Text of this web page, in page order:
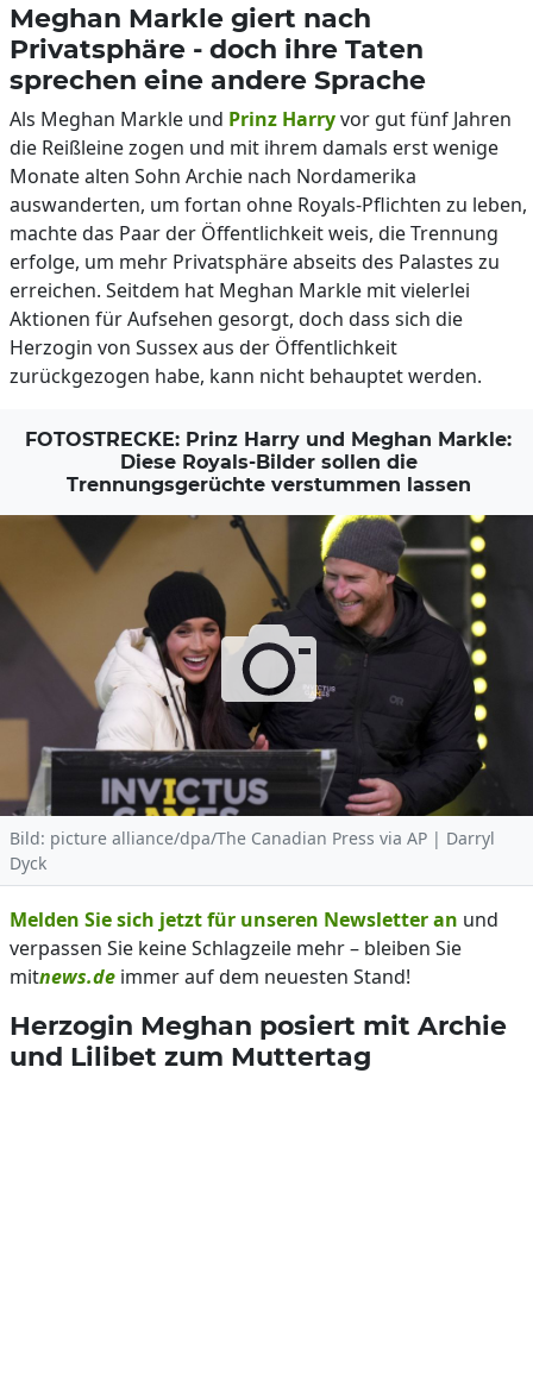
Meghan Markle giert nach
Privatsphäre - doch ihre Taten
sprechen eine andere Sprache
Als Meghan Markle und Prinz Harryvor gut fünf Jahren
die Reißleine zogen und mit ihrem damals erst wenige
Monate alten Sohn Archie nach Nordamerika
auswanderten, um fortan ohne Royals-Pflichten zu leben,
machte das Paar der Öffentlichkeit weis, die Trennung
erfolge, um mehr Privatsphäre abseits des Palastes zu
erreichen. Seitdem hat Meghan Markle mit vielerlei
Aktionen für Aufsehen gesorgt, doch dass sich die
Herzogin von Sussex aus der Öffentlichkeit
zurückgezogen habe, kann nicht behauptet werden.
FOTOSTRECKE: Prinz Harry und Meghan Markle:
Diese Royals-Bilder sollen die
Trennungsgerüchte verstummen lassen
Bild: picture alliance/dpa/The Canadian Press via AP | Darryl
Dyck
Melden Sie sich jetzt für unseren Newsletter an und
verpassen Sie keine Schlagzeile mehr – bleiben Sie
mitnews.de immer auf dem neuesten Stand!
Herzogin Meghan posiert mit Archie
und Lilibet zum Muttertag